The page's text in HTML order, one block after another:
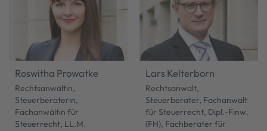
Roswitha Prowatke
Rechtsanwältin,
Steuerberaterin,
Fachanwältin für
Steuerrecht, LL.M.
Lars Kelterborn
Rechtsanwalt,
Steuerberater, Fachanwalt
für Steuerrecht, Dipl.-Finw.
(FH), Fachberater für